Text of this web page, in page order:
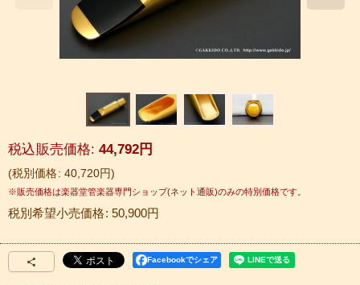
税別価格: 40,720円
税込 : 44,792円
税別希望小売価格: 50,900円
Facebookでシェア